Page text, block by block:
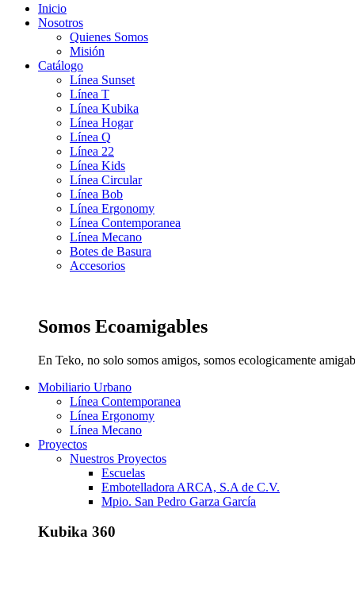
Inicio
Nosotros
Quienes Somos
Misión
Catálogo
Línea Sunset
Línea T
Línea Kubika
Línea Hogar
Línea Q
Línea 22
Línea Kids
Línea Circular
Línea Bob
Línea Ergonomy
Línea Contemporanea
Línea Mecano
Botes de Basura
Accesorios
Somos Ecoamigables
En Teko, no solo somos amigos, somos ecologicamente
Mobiliario Urbano
Línea Contemporanea
Línea Ergonomy
Línea Mecano
Proyectos
Nuestros Proyectos
Escuelas
Embotelladora ARCA, S.A de C.V.
Mpio. San Pedro Garza García
Kubika 360